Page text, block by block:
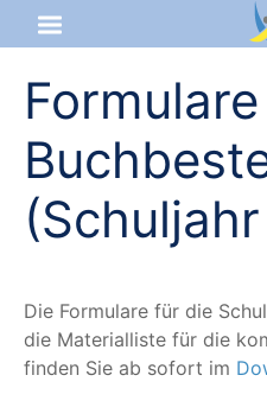
Startseite
Aktuelles
Das sind wir
Service & Infos
Formulare
Die For­mu­la­re für die
die Mate­ri­al­lis­te für die
fin­den Sie ab sofort im